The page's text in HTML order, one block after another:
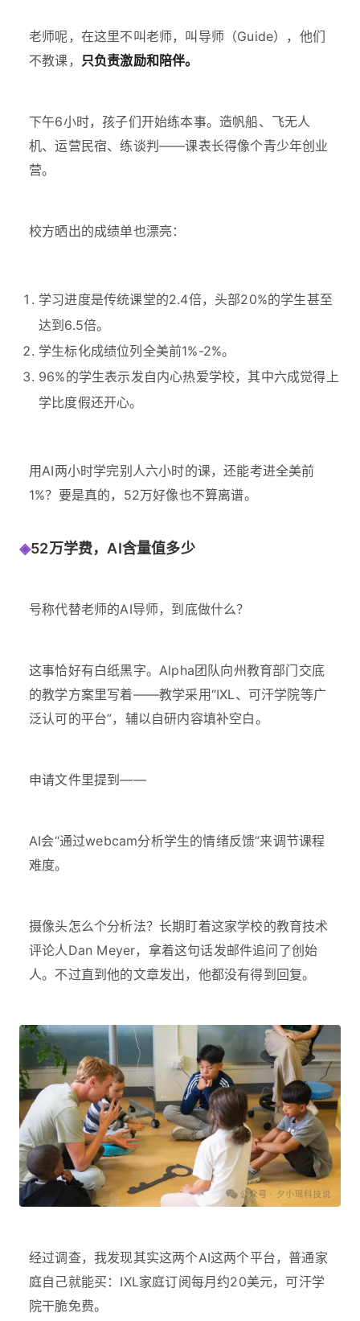
老师呢，在这里不叫老师，叫导师（Guide），他们
不教课， 只负责激励和陪伴。
下午6小时，孩子们开始练本事。造帆船、飞无人
机、运营民宿、练谈判——课表长得像个青少年创业
营。
校方晒出的成绩单也漂亮：
学习进度是传统课堂的2.4倍，头部20%的学生甚至
达到6.5倍。
学生标化成绩位列全美前1%-2%。
96%的学生表示发自内心热爱学校，其中六成觉得上
学比度假还开心。
用AI两小时学完别人六小时的课，还能考进全美前
1%？要是真的，52万好像也不算离谱。
◈52万学费，AI含量值多少
号称代替老师的AI导师，到底做什么？
这事恰好有白纸黑字。Alpha团队向州教育部门交底
的教学方案里写着——教学采用“IXL、可汗学院等广
泛认可的平台”，辅以自研内容填补空白。
申请文件里提到——
AI会“通过webcam分析学生的情绪反馈”来调节课程
难度。
摄像头怎么个分析法？长期盯着这家学校的教育技术
评论人Dan Meyer，拿着这句话发邮件追问了创始
人。不过直到他的文章发出，他都没有得到回复。
经过调查，我发现其实这两个AI这两个平台，普通家
庭自己就能买：IXL家庭订阅每月约20美元，可汗学
院干脆免费。